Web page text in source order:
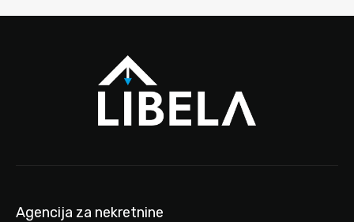
Agencija za nekretnine